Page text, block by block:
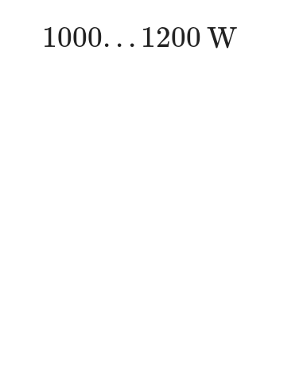
1000. . . 1200W
1000 1200W